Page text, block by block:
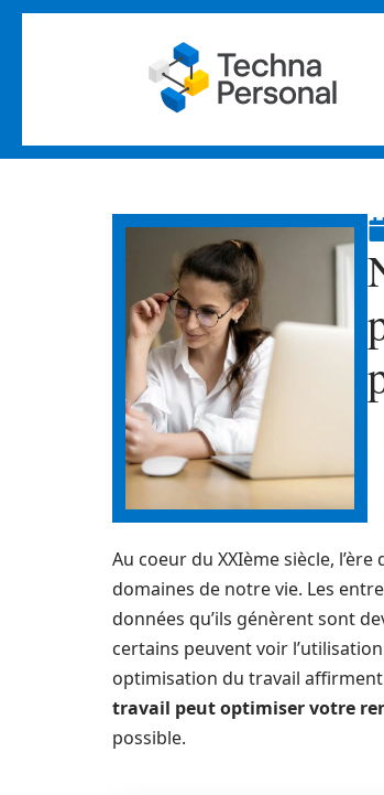
Au coeur du XXIème siècle,
domaines de notre vie. Les
données qu’ils génèrent sont
certains peuvent voir
optimisation du travail
travail peut optimiser votre
possible.